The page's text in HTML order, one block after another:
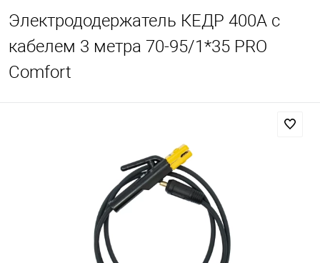
Электрододержатель КЕДР 400А с
кабелем 3 метра 70-95/1*35 PRO
Comfort